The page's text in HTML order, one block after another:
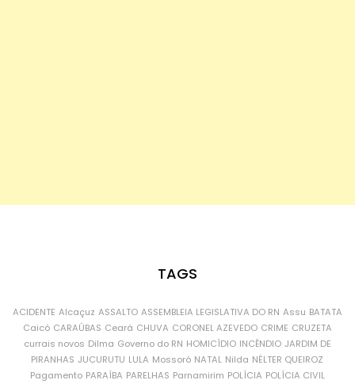
TAGS
ACIDENTE Alcaçuz ASSALTO ASSEMBLEIA LEGISLATIVA DO RN Assu BATATA
Caicó CARAÚBAS Ceará CHUVA CORONEL AZEVEDO CRIME CRUZETA
currais novos Dilma Governo do RN HOMICÍDIO INCÊNDIO JARDIM DE
PIRANHAS JUCURUTU LULA Mossoró NATAL Nilda NÉLTER QUEIROZ
Pagamento PARAÍBA PARELHAS Parnamirim POLÍCIA POLÍCIA CIVIL